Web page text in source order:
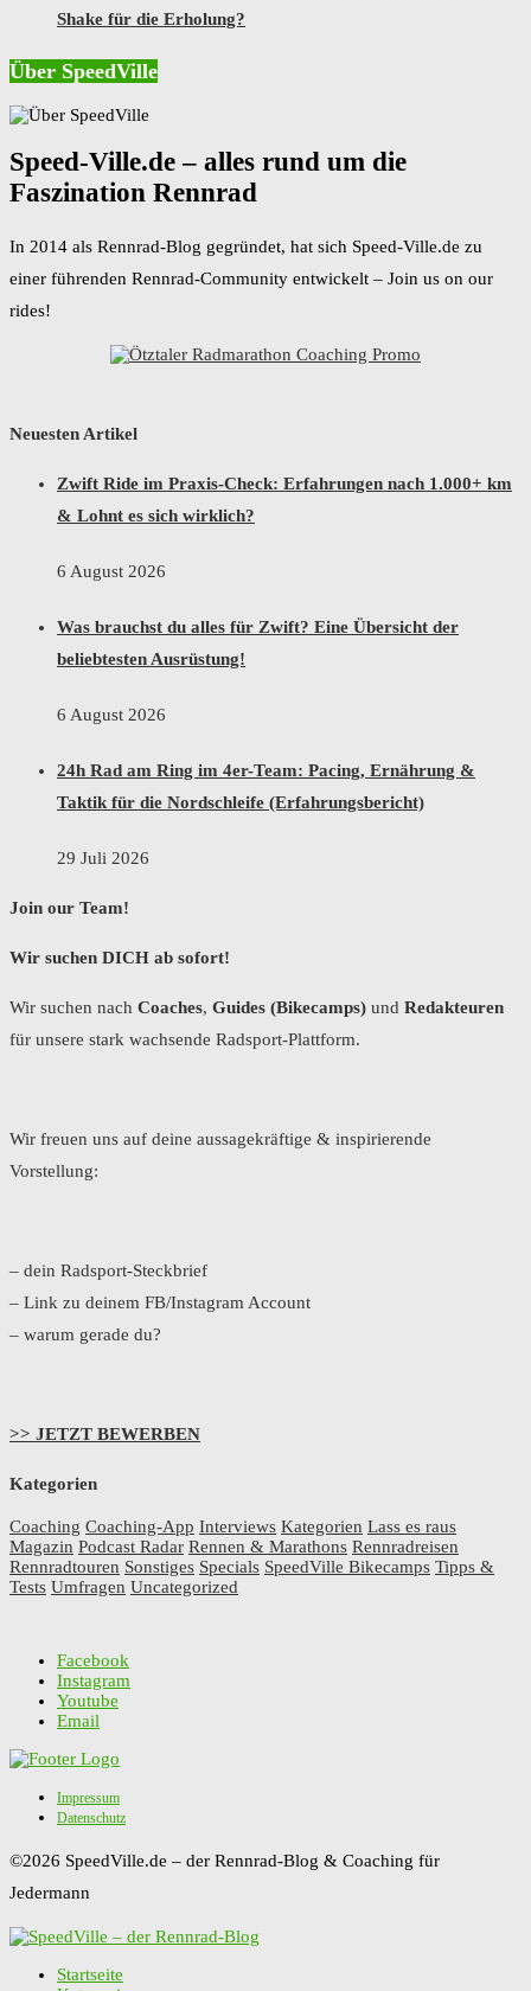
Shake für die Erholung?
Über SpeedVille
Speed-Ville.de – alles rund um die
Faszination Rennrad
In 2014 als Rennrad-Blog gegründet, hat sich Speed-Ville.de zu
einer führenden Rennrad-Community entwickelt – Join us on our
rides!
Neuesten Artikel
Zwift Ride im Praxis-Check: Erfahrungen nach 1.000+ km
& Lohnt es sich wirklich?
6 August 2026
Was brauchst du alles für Zwift? Eine Übersicht der
beliebtesten Ausrüstung!
6 August 2026
24h Rad am Ring im 4er-Team: Pacing, Ernährung &
Taktik für die Nordschleife (Erfahrungsbericht)
29 Juli 2026
Join our Team!
Wir suchen DICH ab sofort!
Wir suchen nach Coaches, Guides (Bikecamps) und Redakteuren
für unsere stark wachsende Radsport-Plattform.
Wir freuen uns auf deine aussagekräftige & inspirierende
Vorstellung:
– dein Radsport-Steckbrief
– Link zu deinem FB/Instagram Account
– warum gerade du?
>> JETZT BEWERBEN
Kategorien
Coaching Coaching-App Interviews Kategorien Lass es raus
Magazin Podcast Radar Rennen & Marathons Rennradreisen
Rennradtouren Sonstiges Specials SpeedVille Bikecamps Tipps &
Tests Umfragen Uncategorized
Facebook
Instagram
Youtube
Email
Impressum
Datenschutz
©2026 SpeedVille.de – der Rennrad-Blog & Coaching für
Jedermann
Startseite